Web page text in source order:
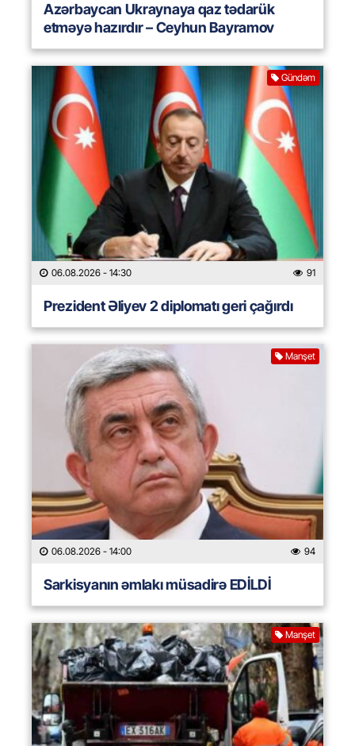
Azərbaycan Ukraynaya qaz tədarük
etməyə hazırdır – Ceyhun Bayramov
Gündəm
06.08.2026 - 14:30 91
Prezident Əliyev 2 diplomatı geri çağırdı
Manşet
06.08.2026 - 14:00 94
Sarkisyanın əmlakı müsadirə EDİLDİ
Manşet